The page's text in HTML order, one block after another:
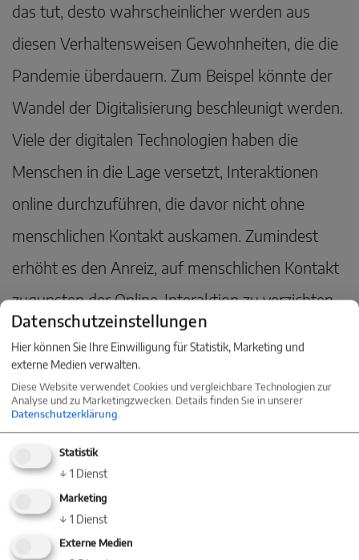
das tut, desto wahrscheinlicher werden aus
diesen Verhaltensweisen Gewohnheiten, die die
Pandemie überdauern. Zum Beispel könnte der
Wandel der Digitalisierung beschleunigt werden.
Viele der digitalen Technologien haben die
Menschen in die Lage versetzt, Interaktionen
online durchzuführen, die davor nicht ohne
menschlichen Kontakt auskamen. Zumindest
erhöht es den Anreiz, auf menschlichen Kontakt
zugunsten der Online-Interaktion zu verzichten.
Insofern könnte dasCoronavirus als
Digitalisierungsbeschleuniger
auch an den Immobilienmärkten Prozesse
geradezu „vorspulen“, die bislang langsam
abliefen. Hierzu zählt zum Beispiel die
Umsatzverschiebung vom stationären zum
digitalen Einzelhandel. Schneller als bislang zu
erwarten war, könnte der Flächenbedarf
Datenschutzeinstellungen
Hier können Sie Ihre Einwilligung für Statistik, Marketing und
externe Medien verwalten.
Diese Website verwendet Cookies und vergleichbare Technologien zur
Analyse und zu Marketingzwecken. Details finden Sie in unserer
Datenschutzerklärung.
Statistik
↓ 1 Dienst
Marketing
↓ 1 Dienst
Externe Medien